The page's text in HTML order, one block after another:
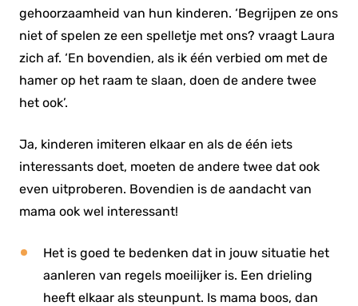
gehoorzaamheid van hun kinderen. ‘Begrijpen ze ons
niet of spelen ze een spelletje met ons? vraagt Laura
zich af. ‘En bovendien, als ik één verbied om met de
hamer op het raam te slaan, doen de andere twee
het ook’.
Ja, kinderen imiteren elkaar en als de één iets
interessants doet, moeten de andere twee dat ook
even uitproberen. Bovendien is de aandacht van
mama ook wel interessant!
Het is goed te bedenken dat in jouw situatie het
aanleren van regels moeilijker is. Een drieling
heeft elkaar als steunpunt. Is mama boos, dan